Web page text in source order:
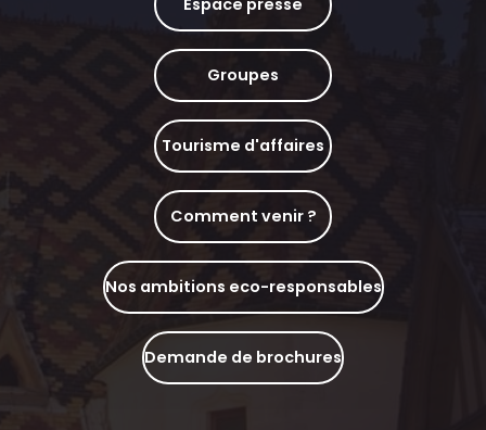
Groupes
Tourisme d'affaires
Comment venir ?
Nos ambitions eco-responsables
Demande de brochures